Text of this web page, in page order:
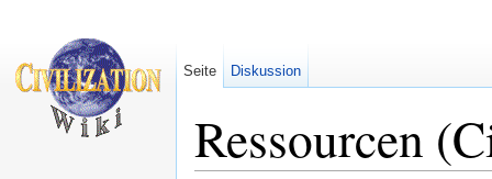
Ressourcen
Seite Diskussion